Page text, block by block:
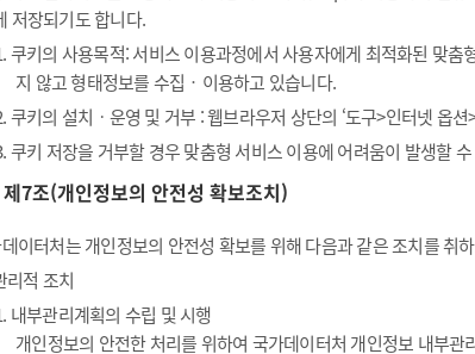
저장되기도 합니다.
쿠키의 사용목적: 서비스 이용과정에서 사용자에게 최적화된 맞
지 않고 형태정보를 수집‧이용하고 있습니다.
쿠키의 설치ㆍ운영 및 거부 : 웹브라우저 상단의 ‘도구>인터넷 옵
쿠키 저장을 거부할 경우 맞춤형 서비스 이용에 어려움이 발생할
제7조(개인정보의 안전성 확보조치)
이터처는 개인정보의 안전성 확보를 위해 다음과 같은 조치를 취
적 조치
내부관리계획의 수립 및 시행
개인정보의 안전한 처리를 위하여 국가데이터처 개인정보 내부관